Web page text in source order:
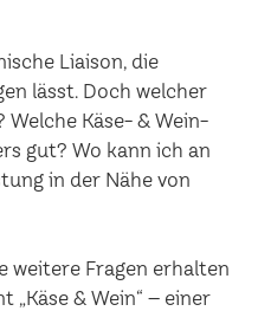
Liaison, die
lässt. Doch welcher
Welche Käse- & Wein-
gut? Wo kann ich an
in der Nähe von
weitere Fragen erhalten
„Käse & Wein“ – einer